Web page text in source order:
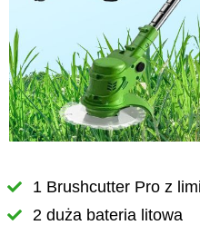
1 Brushcutter Pro z
2 duża bateria litowa